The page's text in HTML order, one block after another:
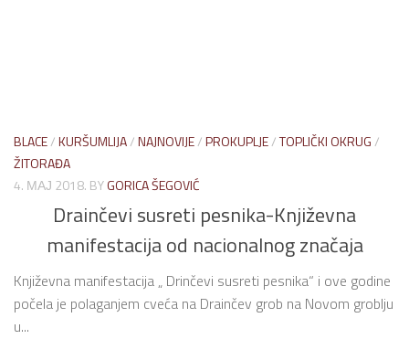
BLACE/KURŠUMLIJA/NAJNOVIJE/PROKUPLJE/TOPLIČKI OKRUG/
ŽITORAĐA
4. МАЈ 2018. BYGORICA ŠEGOVIĆ
Drainčevi susreti pesnika-Književna
manifestacija od nacionalnog značaja
Književna manifestacija „ Drinčevi susreti pesnika“ i ove godine
počela je polaganjem cveća na Drainčev grob na Novom groblju
u...